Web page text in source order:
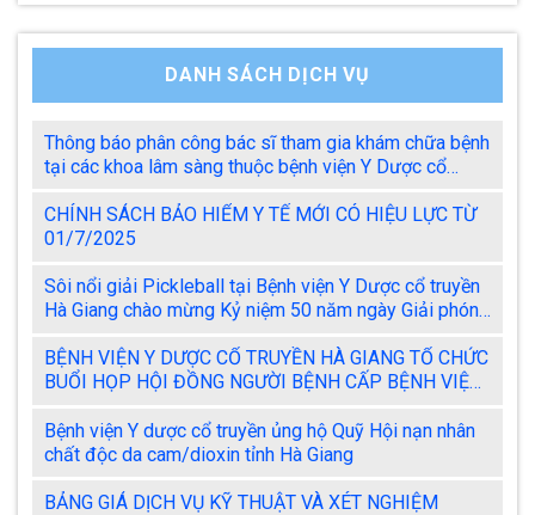
DANH SÁCH DỊCH VỤ
Thông báo phân công bác sĩ tham gia khám chữa bệnh
tại các khoa lâm sàng thuộc bệnh viện Y Dược cổ
CHÍNH SÁCH BẢO HIỂM Y TẾ MỚI CÓ HIỆU LỰC TỪ
01/7/2025
Sôi nổi giải Pickleball tại Bệnh viện Y Dược cổ truyền
Hà Giang chào mừng Kỷ niệm 50 năm ngày Giải phóng
BỆNH VIỆN Y DƯỢC CỔ TRUYỀN HÀ GIANG TỔ CHỨC
BUỔI HỌP HỘI ĐỒNG NGƯỜI BỆNH CẤP BỆNH VIỆN
Bệnh viện Y dược cổ truyền ủng hộ Quỹ Hội nạn nhân
chất độc da cam/dioxin tỉnh Hà Giang
BẢNG GIÁ DỊCH VỤ KỸ THUẬT VÀ XÉT NGHIỆM